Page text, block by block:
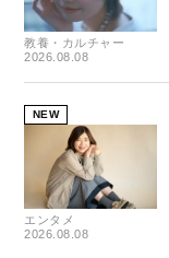
教養・カルチャー
2026.08.08
NEW
エンタメ
2026.08.08